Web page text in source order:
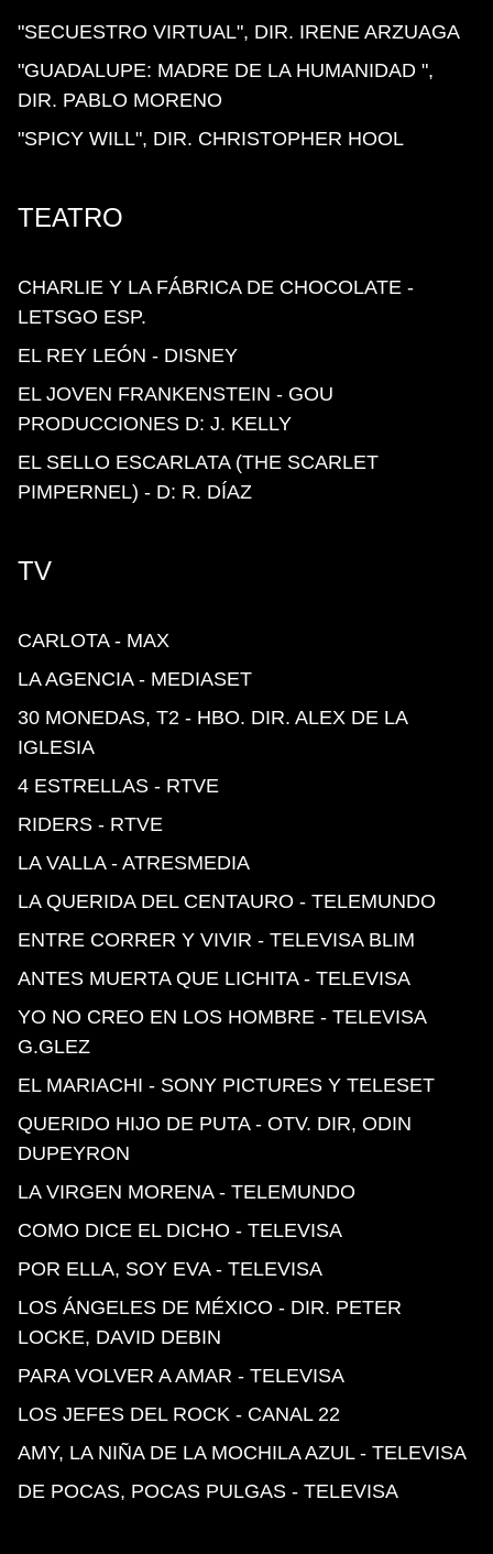
"SECUESTRO VIRTUAL", DIR. IRENE ARZUAGA
"GUADALUPE: MADRE DE LA HUMANIDAD ",
DIR. PABLO MORENO
"SPICY WILL", DIR. CHRISTOPHER HOOL
TEATRO
CHARLIE Y LA FÁBRICA DE CHOCOLATE -
LETSGO ESP.
EL REY LEÓN - DISNEY
EL JOVEN FRANKENSTEIN - GOU
PRODUCCIONES D: J. KELLY
EL SELLO ESCARLATA (THE SCARLET
PIMPERNEL) - D: R. DÍAZ
TV
CARLOTA - MAX
LA AGENCIA - MEDIASET
30 MONEDAS, T2 - HBO. DIR. ALEX DE LA
IGLESIA
4 ESTRELLAS - RTVE
RIDERS - RTVE
LA VALLA - ATRESMEDIA
LA QUERIDA DEL CENTAURO - TELEMUNDO
ENTRE CORRER Y VIVIR - TELEVISA BLIM
ANTES MUERTA QUE LICHITA - TELEVISA
YO NO CREO EN LOS HOMBRE - TELEVISA
G.GLEZ
EL MARIACHI - SONY PICTURES Y TELESET
QUERIDO HIJO DE PUTA - OTV. DIR, ODIN
DUPEYRON
LA VIRGEN MORENA - TELEMUNDO
COMO DICE EL DICHO - TELEVISA
POR ELLA, SOY EVA - TELEVISA
LOS ÁNGELES DE MÉXICO - DIR. PETER
LOCKE, DAVID DEBIN
PARA VOLVER A AMAR - TELEVISA
LOS JEFES DEL ROCK - CANAL 22
AMY, LA NIÑA DE LA MOCHILA AZUL - TELEVISA
DE POCAS, POCAS PULGAS - TELEVISA